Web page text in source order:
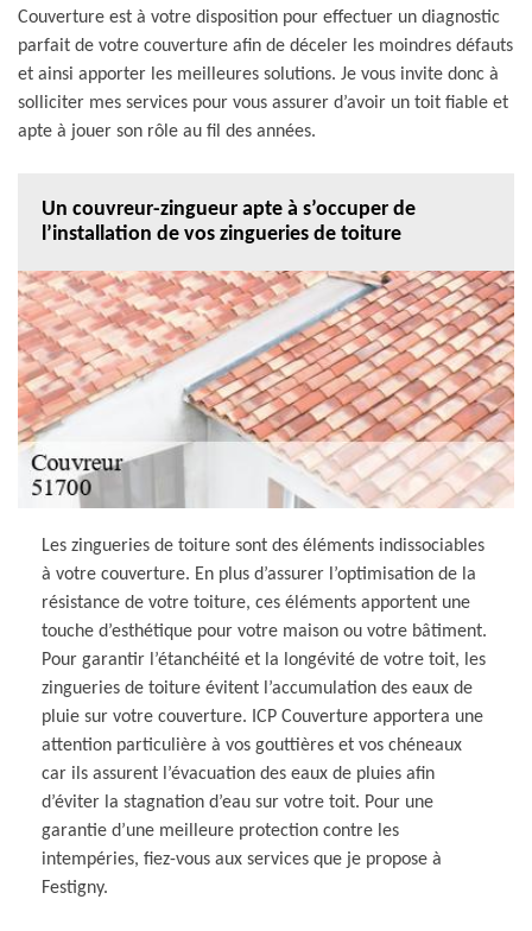
Couverture est à votre disposition pour effectuer un diagnostic
parfait de votre couverture afin de déceler les moindres défauts
et ainsi apporter les meilleures solutions. Je vous invite donc à
solliciter mes services pour vous assurer d’avoir un toit fiable et
apte à jouer son rôle au fil des années.
Un couvreur-zingueur apte à s’occuper de
l’installation de vos zingueries de toiture
Les zingueries de toiture sont des éléments indissociables
à votre couverture. En plus d’assurer l’optimisation de la
résistance de votre toiture, ces éléments apportent une
touche d’esthétique pour votre maison ou votre bâtiment.
Pour garantir l’étanchéité et la longévité de votre toit, les
zingueries de toiture évitent l’accumulation des eaux de
pluie sur votre couverture. ICP Couverture apportera une
attention particulière à vos gouttières et vos chéneaux
car ils assurent l’évacuation des eaux de pluies afin
d’éviter la stagnation d’eau sur votre toit. Pour une
garantie d’une meilleure protection contre les
intempéries, fiez-vous aux services que je propose à
Festigny.